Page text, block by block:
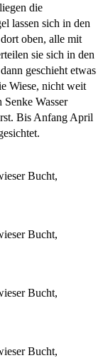
die
lassen sich in den
oben, alle mit
sie sich in den
geschieht etwas
Wiese, nicht weit
Wasser
Bis Anfang April
Bucht,
Bucht,
Bucht,
Bucht,